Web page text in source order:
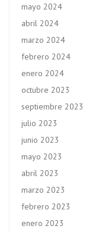
mayo 2024
abril 2024
marzo 2024
febrero 2024
enero 2024
octubre 2023
septiembre 2023
julio 2023
junio 2023
mayo 2023
abril 2023
marzo 2023
febrero 2023
enero 2023